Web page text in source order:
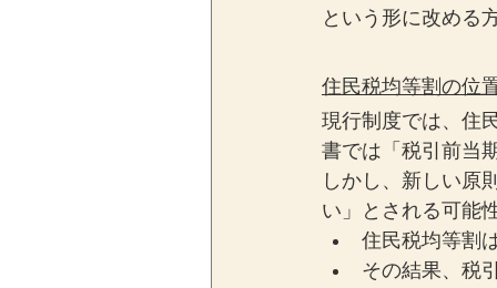
という形に改める
住民税均等割の位
現行制度では、住
書では「税引前当
しかし、新しい原
い」とされる可能
住民税均等割
その結果、税